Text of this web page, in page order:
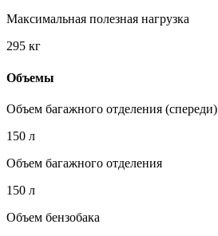
Максимальная полезная нагрузка
295 кг
Объемы
Объем багажного отделения (спереди)
150 л
Объем багажного отделения
150 л
Объем бензобака